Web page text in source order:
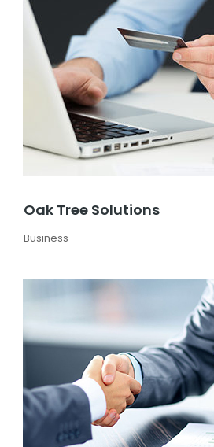
Oak Tree Solutions
Business